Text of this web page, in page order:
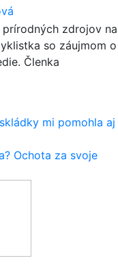
zdrojov na
so záujmom o
Členka
mi pomohla aj
Ochota za svoje